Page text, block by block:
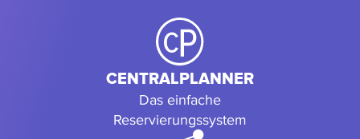
CENTRALPLANNER
Das einfache
Reservierungssystem